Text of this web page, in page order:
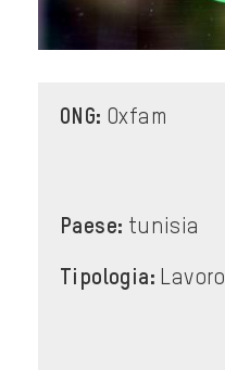
ONG: Oxfam
Paese: tunisia
Tipologia: Lavoro